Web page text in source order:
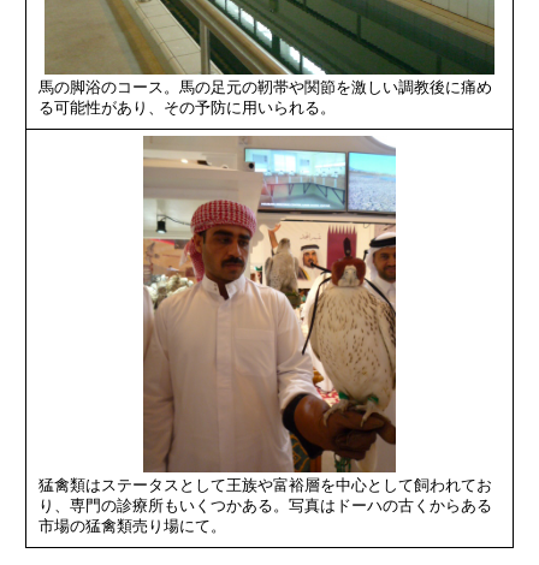
馬の脚浴のコース。馬の足元の靭帯や関節を激しい調教後に痛め
る可能性があり、その予防に用いられる。
猛禽類はステータスとして王族や富裕層を中心として飼われてお
り、専門の診療所もいくつかある。写真はドーハの古くからある
市場の猛禽類売り場にて。